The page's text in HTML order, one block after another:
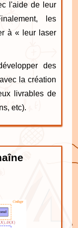
l'aide de leur
les
à « leur laser
des
la création
livrables de
etc).